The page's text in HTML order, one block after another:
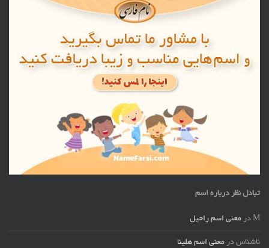
تبادل نظر درباره اسم
M در معنی اسم راحیل
ناشناس در معنی اسم هلینا